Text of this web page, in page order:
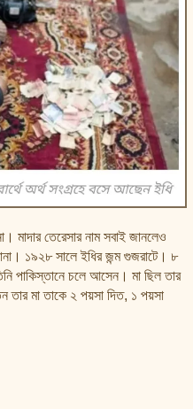
মাদার তেরেসার নাম সবাই জানলেও
১৯২৮ সালে ইধির জন্ম গুজরাটে। ৮
পাকিস্তানে চলে আসেন। মা ছিল তার
তার মা তাকে ২ পয়সা দিত, ১ পয়সা